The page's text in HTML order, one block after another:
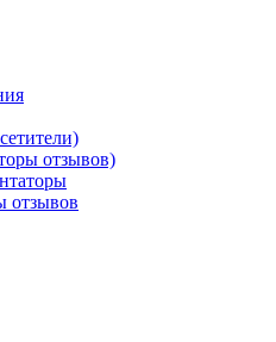
отзывов)
отзывов